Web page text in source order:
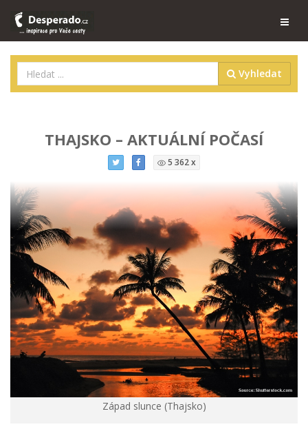
Vyhledat
THAJSKO – AKTUÁLNÍ POČASÍ
5 362 x
Západ slunce (Thajsko)